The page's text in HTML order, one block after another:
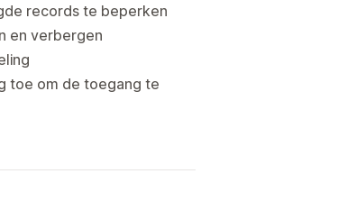
records te beperken
en verbergen
toe om de toegang te